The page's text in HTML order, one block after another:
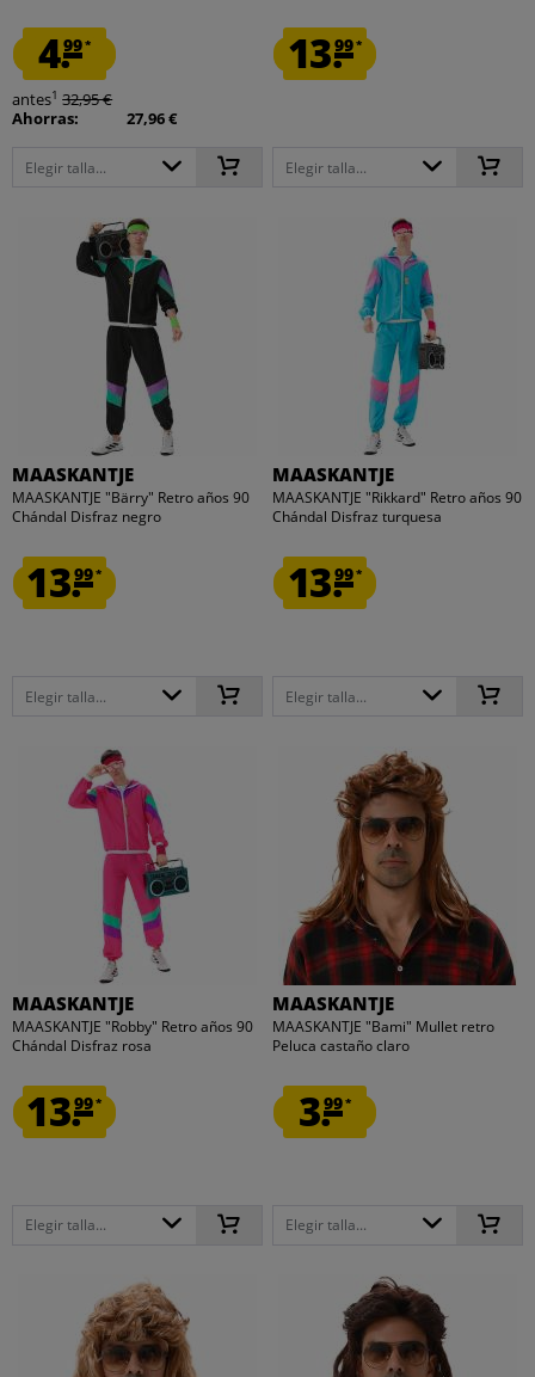
4.99*
antes1 32,95 €
Ahorras:
27,96 €
Elegir talla...
13.99*
Elegir talla...
MAASKANTJE
MAASKANTJE "Bärry" Retro años 90
Chándal Disfraz negro
13.99*
Elegir talla...
MAASKANTJE
MAASKANTJE "Rikkard" Retro años 90
Chándal Disfraz turquesa
13.99*
Elegir talla...
MAASKANTJE
MAASKANTJE "Robby" Retro años 90
Chándal Disfraz rosa
13.99*
Elegir talla...
MAASKANTJE
MAASKANTJE "Bami" Mullet retro
Peluca castaño claro
3.99*
Elegir talla...